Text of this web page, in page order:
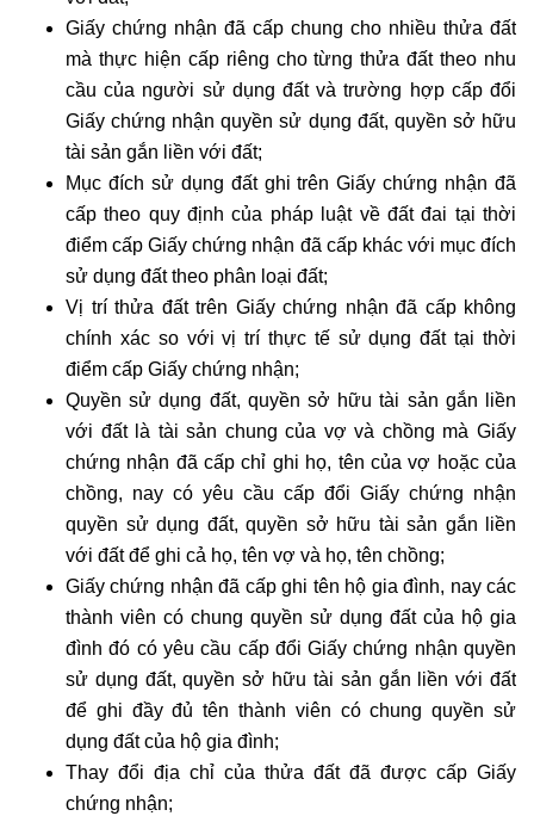
Giấy chứng nhận đã cấp chung cho nhiều thửa đất
mà thực hiện cấp riêng cho từng thửa đất theo nhu
cầu của người sử dụng đất và trường hợp cấp đổi
Giấy chứng nhận quyền sử dụng đất, quyền sở hữu
tài sản gắn liền với đất;
Mục đích sử dụng đất ghi trên Giấy chứng nhận đã
cấp theo quy định của pháp luật về đất đai tại thời
điểm cấp Giấy chứng nhận đã cấp khác với mục đích
sử dụng đất theo phân loại đất;
Vị trí thửa đất trên Giấy chứng nhận đã cấp không
chính xác so với vị trí thực tế sử dụng đất tại thời
điểm cấp Giấy chứng nhận;
Quyền sử dụng đất, quyền sở hữu tài sản gắn liền
với đất là tài sản chung của vợ và chồng mà Giấy
chứng nhận đã cấp chỉ ghi họ, tên của vợ hoặc của
chồng, nay có yêu cầu cấp đổi Giấy chứng nhận
quyền sử dụng đất, quyền sở hữu tài sản gắn liền
với đất để ghi cả họ, tên vợ và họ, tên chồng;
Giấy chứng nhận đã cấp ghi tên hộ gia đình, nay các
thành viên có chung quyền sử dụng đất của hộ gia
đình đó có yêu cầu cấp đổi Giấy chứng nhận quyền
sử dụng đất, quyền sở hữu tài sản gắn liền với đất
để ghi đầy đủ tên thành viên có chung quyền sử
dụng đất của hộ gia đình;
Thay đổi địa chỉ của thửa đất đã được cấp Giấy
chứng nhận;